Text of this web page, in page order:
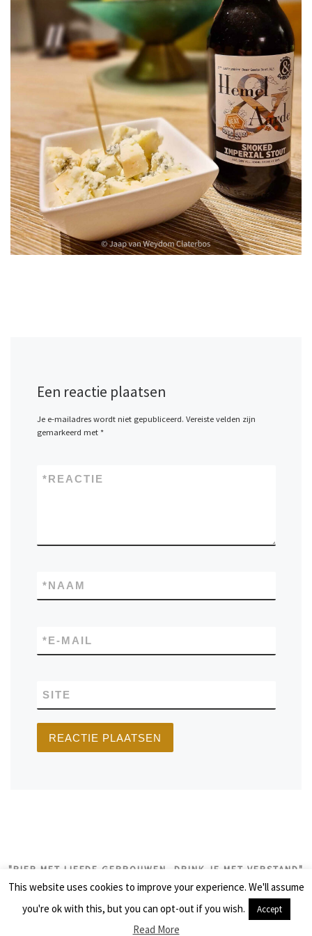
Een reactie plaatsen
Je e-mailadres wordt niet gepubliceerd. Vereiste velden zijn
gemarkeerd met *
REACTIE
*
NAAM
*
E-MAIL
*
SITE
"BIER MET LIEFDE GEBROUWEN, DRINK JE MET VERSTAND"
© 2026biercolumns– Alle rechten voorbehouden
– Ontworpen met de Customizr thema
This website uses cookies to improve your experience. We'll assume
you're ok with this, but you can opt-out if you wish.
Accept
Read More